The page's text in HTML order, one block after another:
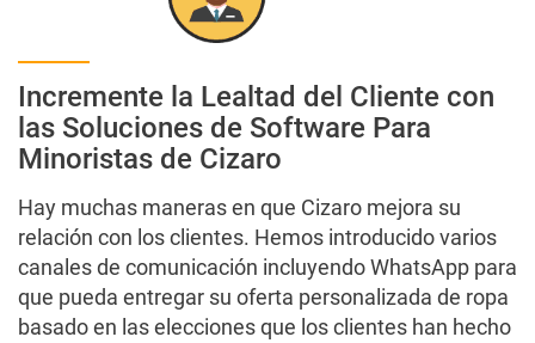
Incremente la Lealtad del Cliente con
las Soluciones de Software Para
Minoristas de Cizaro
Hay muchas maneras en que Cizaro mejora su
relación con los clientes. Hemos introducido varios
canales de comunicación incluyendo WhatsApp para
que pueda entregar su oferta personalizada de ropa
basado en las elecciones que los clientes han hecho